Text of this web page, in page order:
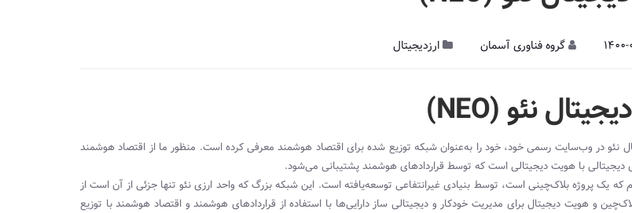
1400- گروه فناوری آسمان ارزدیجیتال
نئو (NEO
)
نئو در وب‌سایت رسمی خود، خود را به‌عنوان شبکه توزیع شده برای اقتصاد هوشمند معرفی کرده است. منظور ما از اقتصاد هوشمند
دیجیتالی با هویت دیجیتالی است که توسط قراردادهای هوشمند پشتیبانی می‌شود.
که یک پروژه بلاک‌چینی است، توسط بنیادی غیرانتفاعی توسعه‌یافته است. این شبکه بزرگ که واحد ارزی نئو تنها جزئی از آن است از
و هویت دیجیتال برای مدیریت خودکار و دیجیتالی ساز دارایی‌ها با استفاده از قراردادهای هوشمند و اقتصاد هوشمند با توزیع